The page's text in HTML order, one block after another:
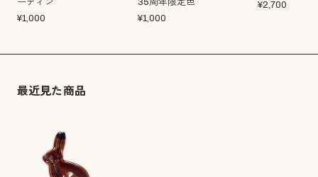
ーディン
¥1,000
35周年限定色
¥1,000
¥2,700
最近見た商品